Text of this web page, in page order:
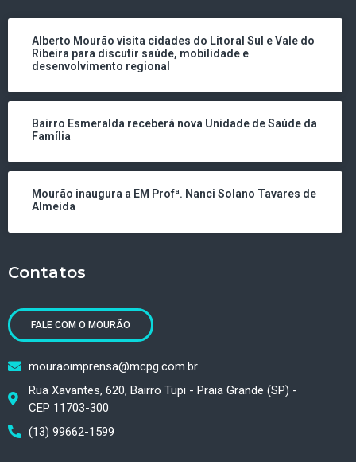
Alberto Mourão visita cidades do Litoral Sul e Vale do
Ribeira para discutir saúde, mobilidade e
desenvolvimento regional
Bairro Esmeralda receberá nova Unidade de Saúde da
Família
Mourão inaugura a EM Profª. Nanci Solano Tavares de
Almeida
Contatos
FALE COM O MOURÃO
mouraoimprensa@mcpg.com.br
Rua Xavantes, 620, Bairro Tupi - Praia Grande (SP) -
CEP 11703-300
(13) 99662-1599